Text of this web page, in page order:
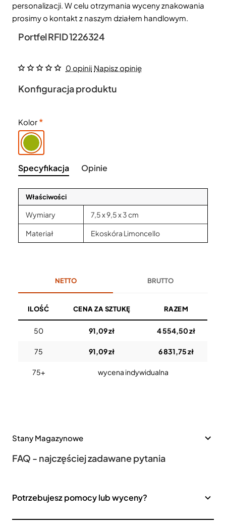
personalizacji. W celu otrzymania wyceny znakowania
prosimy o kontakt z naszym działem handlowym.
Portfel RFID 1226324
0 opinii Napisz opinię
Konfiguracja produktu
Kolor
Specyfikacja Opinie
Właściwości
Wymiary 7,5 x 9,5 x 3 cm
Materiał Ekoskóra Limoncello
NETTO BRUTTO
ILOŚĆ CENA ZA SZTUKĘ RAZEM
50 91,09 zł 4 554,50 zł
75 91,09 zł 6 831,75 zł
75+ wycena indywidualna
Stany Magazynowe
FAQ - najczęściej zadawane pytania
Potrzebujesz pomocy lub wyceny?